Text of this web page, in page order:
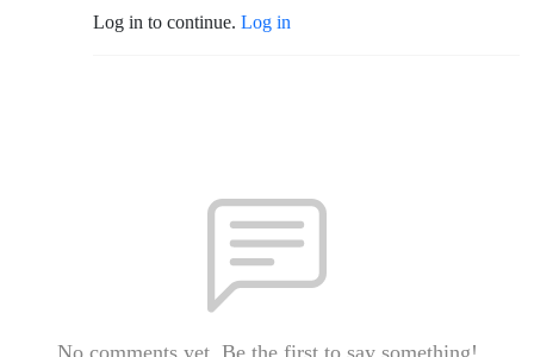
Log in to continue. Log in